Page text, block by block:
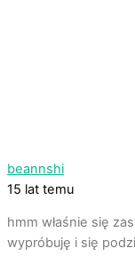
beannshi
15 lat temu
hmm właśnie się
wypróbuję i się